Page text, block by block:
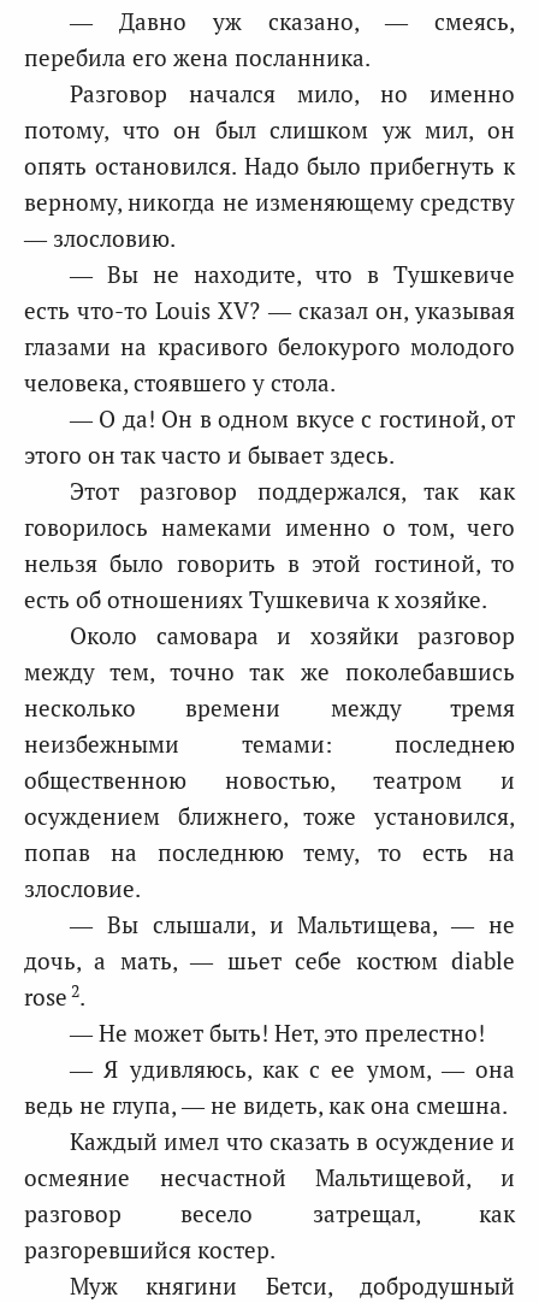
— Давно уж сказано, — смеясь,
перебила его жена посланника.
Разговор начался мило, но именно
потому, что он был слишком уж мил, он
опять остановился. Надо было прибегнуть к
верному, никогда не изменяющему средству
— злословию.
— Вы не находите, что в Тушкевиче
есть что-то Louis XV? — сказал он, указывая
глазами на красивого белокурого молодого
человека, стоявшего у стола.
— О да! Он в одном вкусе с гостиной, от
этого он так часто и бывает здесь.
Этот разговор поддержался, так как
говорилось намеками именно о том, чего
нельзя было говорить в этой гостиной, то
есть об отношениях Тушкевича к хозяйке.
Около самовара и хозяйки разговор
между тем, точно так же поколебавшись
несколько времени между тремя
неизбежными темами: последнею
общественною новостью, театром и
осуждением ближнего, тоже установился,
попав на последнюю тему, то есть на
злословие.
— Вы слышали, и Мальтищева, — не
дочь, а мать, — шьет себе костюм diable
rose 2.
— Не может быть! Нет, это прелестно!
— Я удивляюсь, как с ее умом, — она
ведь не глупа, — не видеть, как она смешна.
Каждый имел что сказать в осуждение и
осмеяние несчастной Мальтищевой, и
разговор весело затрещал, как
разгоревшийся костер.
Муж княгини Бетси, добродушный